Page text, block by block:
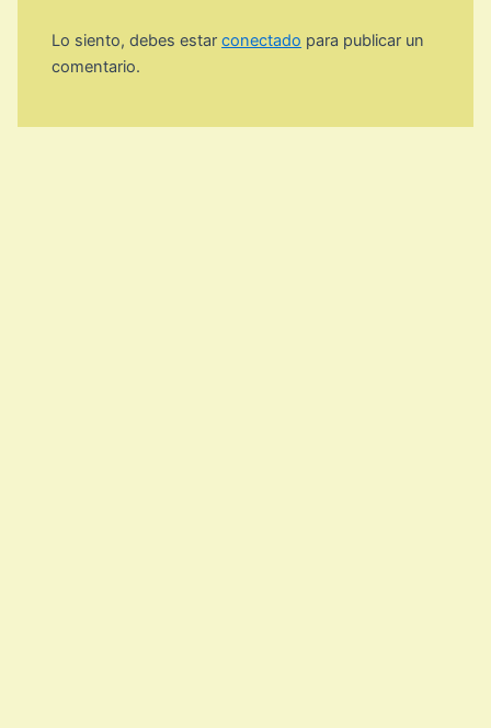
Lo siento, debes estarconectado para publicar un
comentario.